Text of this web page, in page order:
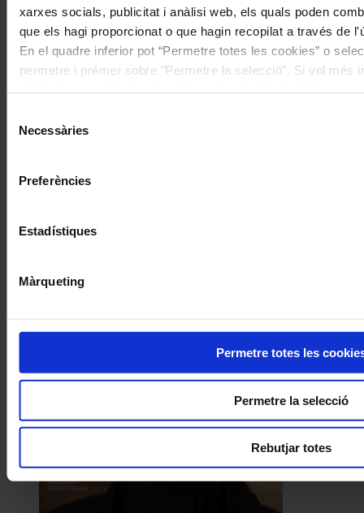
xarxes socials, publicitat i anàlisi web, els quals poden
que els hagi proporcionat o que hagin recopilat a través de
En el quadre inferior pot “Permetre totes les cookies” o
permetre i prémer sobre "Permetre la selecció". Si vol més
Necessàries
Preferències
Estadístiques
Màrqueting
Permetre totes les
Permetre la selecció
Rebutjar totes